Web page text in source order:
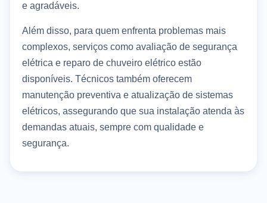
e agradáveis.
Além disso, para quem enfrenta problemas mais
complexos, serviços como avaliação de segurança
elétrica e reparo de chuveiro elétrico estão
disponíveis. Técnicos também oferecem
manutenção preventiva e atualização de sistemas
elétricos, assegurando que sua instalação atenda às
demandas atuais, sempre com qualidade e
segurança.